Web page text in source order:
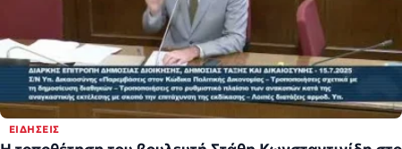
ΕΙΔΉΣΕΙΣ